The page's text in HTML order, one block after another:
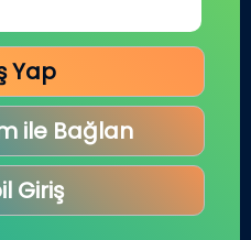
Yap
ile Bağlan
Giriş